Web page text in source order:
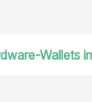
Wallets